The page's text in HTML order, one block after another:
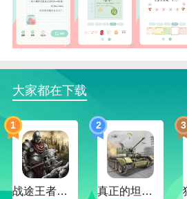
2.用户可以很容易地用这个软件
软件界面清新可爱，有很多有趣
体和图片素材。用户可以自由选
3.罐头日记2024版为用户提供了
更新日志
版本2.0.6
修复已知问题~
大家都在下载
1
战途王者最新版
2
真正的坦克大战
3